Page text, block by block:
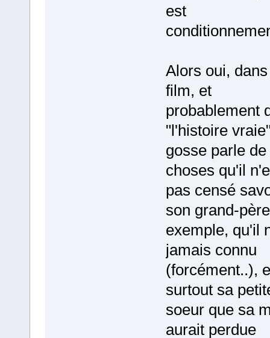
est
Alors oui,
film, et
probablement
"l'histoire
gosse parle de
choses qu'il
pas censé
son grand-
exemple, qu'il
jamais connu
(forcément..),
surtout sa
soeur que sa
aurait perdue